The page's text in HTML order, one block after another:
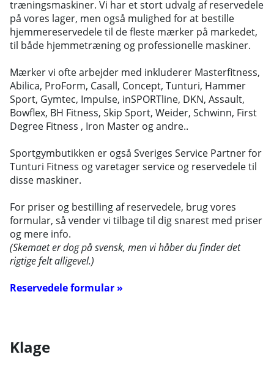
træningsmaskiner. Vi har et stort udvalg af reservedele
på vores lager, men også mulighed for at bestille
hjemmereservedele til de fleste mærker på markedet,
til både hjemmetræning og professionelle maskiner.
Mærker vi ofte arbejder med inkluderer Masterfitness,
Abilica, ProForm, Casall, Concept, Tunturi, Hammer
Sport, Gymtec, Impulse, inSPORTline, DKN, Assault,
Bowflex, BH Fitness, Skip Sport, Weider, Schwinn, First
Degree Fitness , Iron Master og andre..
Sportgymbutikken er også Sveriges Service Partner for
Tunturi Fitness og varetager service og reservedele til
disse maskiner.
For priser og bestilling af reservedele, brug vores
formular, så vender vi tilbage til dig snarest med priser
og mere info.
(Skemaet er dog på svensk, men vi håber du finder det
rigtige felt alligevel.)
Reservedele formular »
Klage